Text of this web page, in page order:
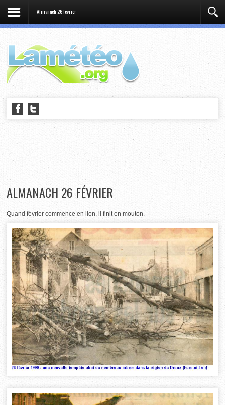
Almanach 26 février
ALMANACH 26 FÉVRIER
Quand février commence en lion, il finit en mouton.